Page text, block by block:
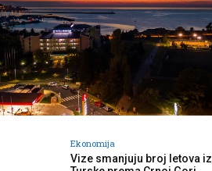
Ekonomija
Vize smanjuju broj letova iz